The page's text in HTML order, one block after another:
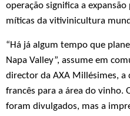
operação significa a
míticas da vitivinicultura
“Há já algum tempo que
Napa Valley”, assume em
director da AXA Millésimes,
francês para a área do vinho.
foram divulgados, mas a